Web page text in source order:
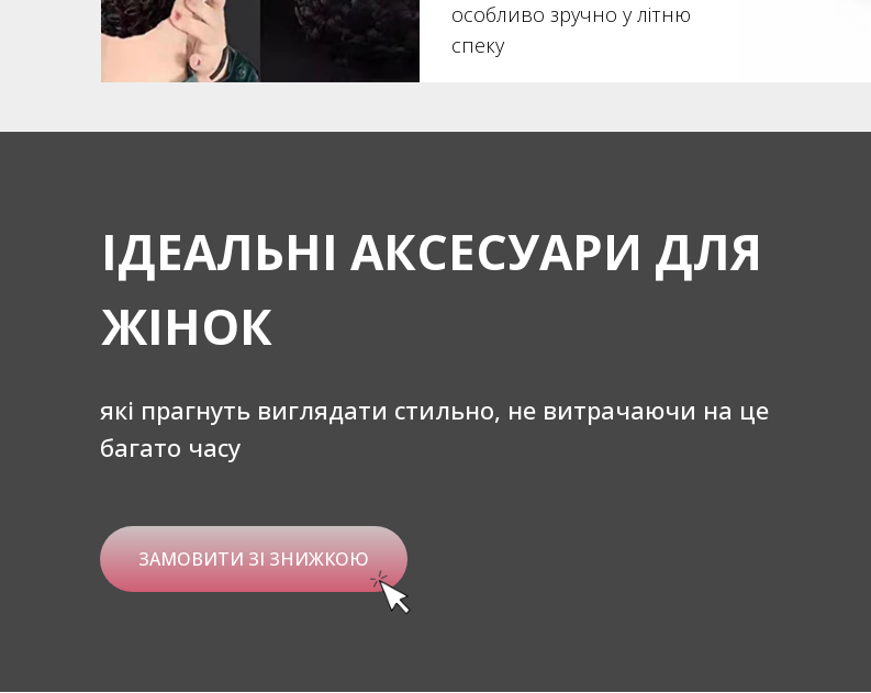
особливо зручно у літню
спеку
ІДЕАЛЬНІ АКСЕСУАРИ ДЛЯ
ЖІНОК
які прагнуть виглядати стильно, не витрачаючи на це
багато часу
ЗАМОВИТИ ЗІ ЗНИЖКОЮ